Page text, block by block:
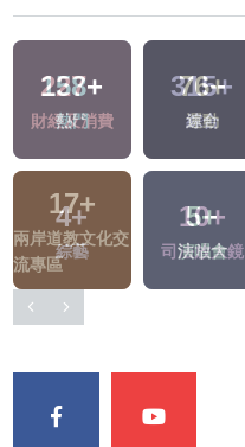
227+
財經及消費
315+
綜合
17+
兩岸道教文化交
流專區
10+
司法放大鏡